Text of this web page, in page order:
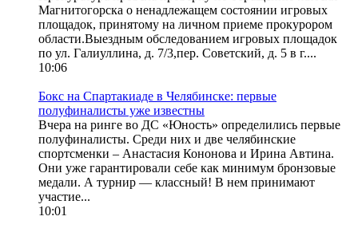
Магнитогорска о ненадлежащем состоянии игровых
площадок, принятому на личном приеме прокурором
области.Выездным обследованием игровых площадок
по ул. Галиуллина, д. 7/3,пер. Советский, д. 5 в г....
10:06
Бокс на Спартакиаде в Челябинске: первые
полуфиналисты уже известны
Вчера на ринге во ДС «Юность» определились первые
полуфиналисты. Среди них и две челябинские
спортсменки – Анастасия Кононова и Ирина Автина.
Они уже гарантировали себе как минимум бронзовые
медали. А турнир — классный! В нем принимают
участие...
10:01